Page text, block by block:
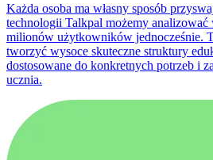
Każda osoba ma własny sposób
technologii Talkpal możemy analizować
milionów użytkowników jednocześnie.
tworzyć wysoce skuteczne struktury
dostosowane do konkretnych potrzeb i
ucznia.